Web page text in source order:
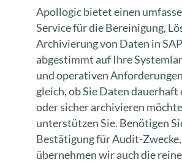
Apollogic bietet einen
Service für die Bereinigung,
Archivierung von Daten in
abgestimmt auf Ihre
und operativen
gleich, ob Sie Daten
oder sicher archivieren
unterstützen Sie. Benötigen
Bestätigung für Audit-Zwecke,
übernehmen wir auch die reine